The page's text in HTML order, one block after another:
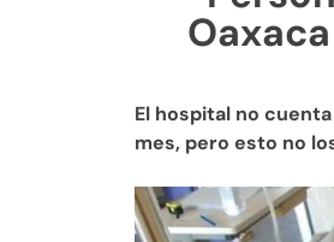
El hospital no
mes, pero esto no